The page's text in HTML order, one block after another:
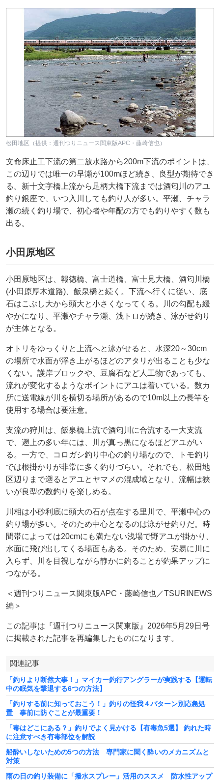
松田地区（提供：週刊つりニュース関東版APC・藤崎信也）
文命床止工下流の第二放水路から200m下流のポイントは、
この辺りでは唯一の早瀬が100mほど続き、良型が期待でき
る。新十文字橋上流から足柄大橋下流までは酒匂川のアユ
釣り銀座で、いつ入川しても釣り人が多い。平瀬、チャラ
瀬の続く釣り場で、初心者や年配の方でも釣りやすく数も
出る。
小田原地区
小田原地区は、報徳橋、富士道橋、富士見大橋、酒匂川橋
(小田原厚木道路)、飯泉橋と続く。下流へ行くに従い、底
石はこぶし大から頭大と小さくなってくる。川の勾配も緩
やかになり、平瀬やチャラ瀬、浅トロが続き、泳がせ釣り
が主体となる。
オトリをゆっくりと上流へと泳がせると、水深20～30cm
の場所で水面が浮き上がるほどのアタリが出ることも少な
くない。護岸ブロックや、豆腐石など人工物であっても、
流れが変化するようなポイントにアユは着いている。数カ
所に送電線が川を横切る場所があるので10m以上の長竿を
使用する場合は要注意。
支流の狩川は、飯泉橋上流で酒匂川に合流する一大支流
で、遡上の多い年には、川が真っ黒になるほどアユがい
る。一方で、コロガシ釣り中心の釣り場なので、トモ釣り
では根掛かりが非常に多く釣りづらい。それでも、松田地
区辺りまで遡るとアユとヤマメの混成域となり、流幅は狭
いが良型の数釣りを楽しめる。
川相は小砂利底に頭大の石が点在する里川で、平瀬中心の
釣り場が多い。そのため中心となるのは泳がせ釣りだ。時
間帯によっては20cmにも満たない浅場で野アユが掛かり、
水面に飛び出してくる場面もある。そのため、安易に川に
入らず、川を目視しながら静かに釣ることが釣果アップに
つながる。
＜週刊つりニュース関東版APC・藤崎信也／TSURINEWS
編＞
この記事は『週刊つりニュース関東版』2026年5月29日号
に掲載された記事を再編集したものになります。
関連記事
「釣りより断然大事！」マイカー釣行アングラーが実践する【運転
中の眠気を撃退する6つの方法】
「釣りする前に知っておこう！」釣りの怪我４パターン別応急処
置 事前に防ぐことが最重要！
「毒はどこにある？」釣りでよく見かける【有毒魚5選】 釣れた時
に注意すべき有毒部位を解説
船酔いしないための5つの方法 専門家に聞く酔いのメカニズムと
対策
雨の日の釣り装備に「撥水スプレー」活用のススメ 防水性アップ